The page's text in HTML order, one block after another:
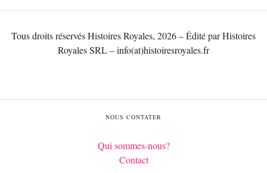
Tous droits réservés Histoires Royales, 2026 – Édité par Histoires
Royales SRL – info(at)histoiresroyales.fr
NOUS CONTATER
Qui sommes-nous?
Contact